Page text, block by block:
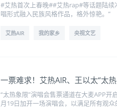
#艾热首次上春晚##艾热rap#等话题陆
唱形式融入民族风格作品，格外惊艳。”
艾热AIR 我的家乡 央视文艺
一票难求！艾热AIR、王以太“太
“太热象限”演唱会售票通道在大麦APP
月19日加开一场演唱会，以满足所有观众